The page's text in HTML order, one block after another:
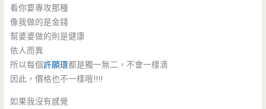
看你要專攻那種
像我做的是金錢
幫婆婆做的則是健康
依人而異
所以每個許願環都是獨一無二，不會一樣滴
因此，價格也不一樣哦!!!!
如果我沒有感覺